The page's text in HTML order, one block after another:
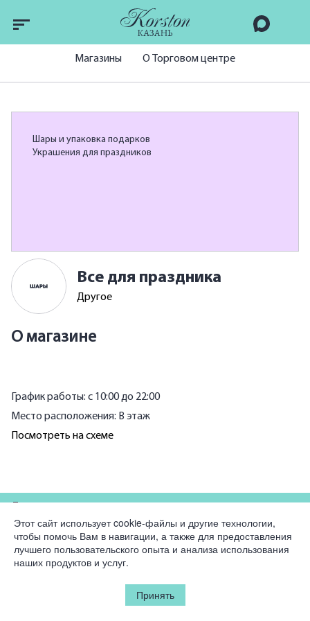
Магазины О Торговом центре
Шары и упаковка подарков
Украшения для праздников
Все для праздника
Другое
О магазине
График работы: с 10:00 до 22:00
Место расположения: B этаж
Посмотреть на схеме
Компания
Юридическая информация
Этот сайт использует cookie-файлы и другие технологии,
чтобы помочь Вам в навигации, а также для предоставления
лучшего пользовательского опыта и анализа использования
наших продуктов и услуг.
Принять